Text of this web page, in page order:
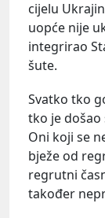
cijelu
uopće nije
integrirao
šute.
Svatko tko
tko je došao
Oni koji se
bježe od
regrutni
također